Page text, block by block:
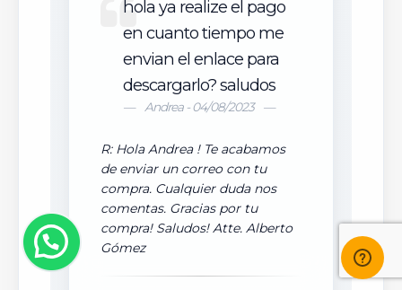
hola ya realize el pago
en cuanto tiempo me
envian el enlace para
descargarlo? saludos
Andrea - 04/08/2023
R: Hola Andrea ! Te acabamos
de enviar un correo con tu
compra. Cualquier duda nos
comentas. Gracias por tu
compra! Saludos! Atte. Alberto
Gómez